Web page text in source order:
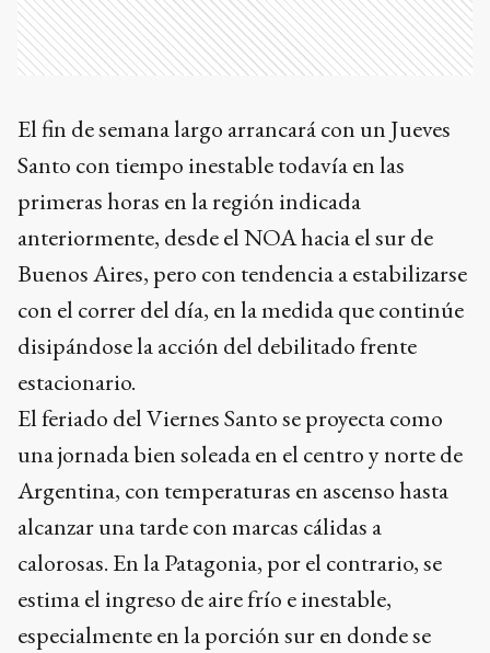
El fin de semana largo arrancará con un Jueves
Santo con tiempo inestable todavía en las
primeras horas en la región indicada
anteriormente, desde el NOA hacia el sur de
Buenos Aires, pero con tendencia a estabilizarse
con el correr del día, en la medida que continúe
disipándose la acción del debilitado frente
estacionario.
El feriado del Viernes Santo se proyecta como
una jornada bien soleada en el centro y norte de
Argentina, con temperaturas en ascenso hasta
alcanzar una tarde con marcas cálidas a
calorosas. En la Patagonia, por el contrario, se
estima el ingreso de aire frío e inestable,
especialmente en la porción sur en donde se